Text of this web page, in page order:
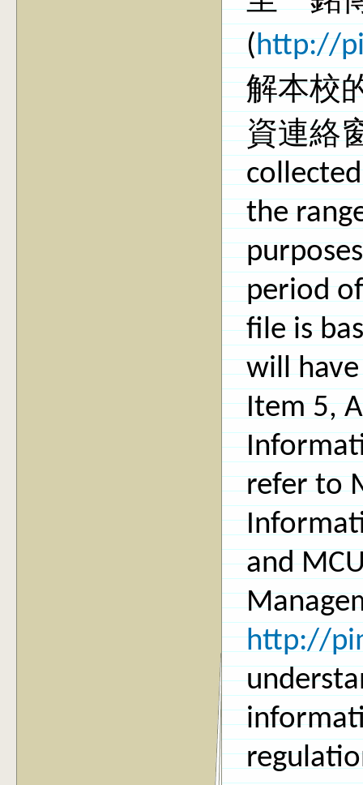
(http://
解本校
資連絡
the
period
file is
will
Item 5,
refer to
and
http://